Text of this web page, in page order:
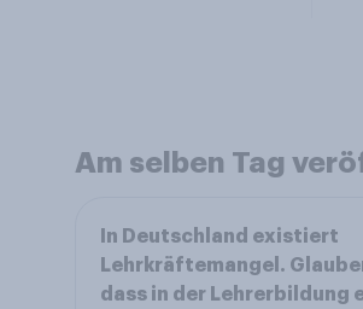
Am selben Tag
In Deutschland existiert
Lehrkräftemangel.
dass in der Lehrerbildung